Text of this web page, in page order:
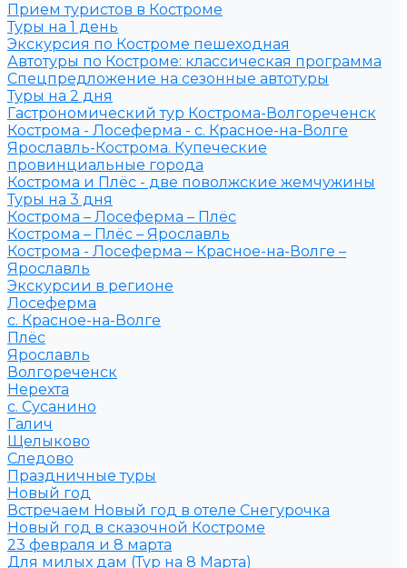
Прием туристов в Костроме
Туры на 1 день
Экскурсия по Костроме пешеходная
Автотуры по Костроме: классическая программа
Спецпредложение на сезонные автотуры
Туры на 2 дня
Гастрономический тур Кострома-Волгореченск
Кострома - Лосеферма - с. Красное-на-Волге
Ярославль-Кострома. Купеческие
провинциальные города
Кострома и Плёс - две поволжские жемчужины
Туры на 3 дня
Кострома – Лосеферма – Плёс
Кострома – Плёс – Ярославль
Кострома - Лосеферма – Красное-на-Волге –
Ярославль
Экскурсии в регионе
Лосеферма
с. Красное-на-Волге
Плёс
Ярославль
Волгореченск
Нерехта
с. Сусанино
Галич
Щелыково
Следово
Праздничные туры
Новый год
Встречаем Новый год в отеле Снегурочка
Новый год в сказочной Костроме
23 февраля и 8 марта
Для милых дам (Тур на 8 Марта)